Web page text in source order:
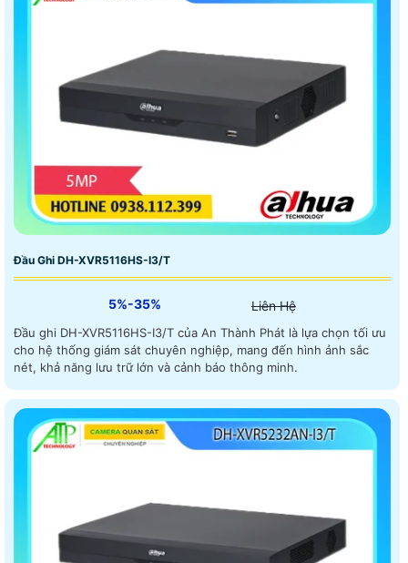
Đầu Ghi DH-XVR5116HS-I3/T
5%-35% Liên Hệ
Đầu ghi DH-XVR5116HS-I3/T của An Thành Phát là lựa chọn tối ưu
cho hệ thống giám sát chuyên nghiệp, mang đến hình ảnh sắc
nét, khả năng lưu trữ lớn và cảnh báo thông minh.